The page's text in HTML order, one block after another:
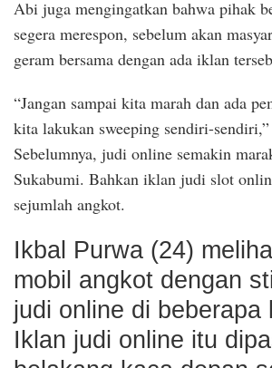
Abi juga mengingatkan bahwa pihak
segera merespon, sebelum akan
geram bersama dengan ada iklan
“Jangan sampai kita marah dan ada
kita lakukan sweeping sendiri-sendiri,”
Sebelumnya, judi online semakin
Sukabumi. Bahkan iklan judi slot
sejumlah angkot.
Ikbal Purwa (24)
mobil angkot dengan
judi online di beberapa
Iklan judi online itu